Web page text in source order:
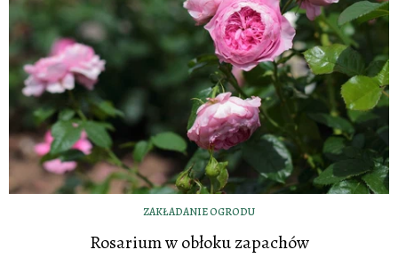
ZAKŁADANIE OGRODU
Rosarium w obłoku zapachów